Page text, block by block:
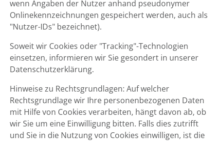
wenn Angaben der Nutzer anhand pseudonymer
Onlinekennzeichnungen gespeichert werden, auch als
"Nutzer-IDs" bezeichnet).
Soweit wir Cookies oder "Tracking"-Technologien
einsetzen, informieren wir Sie gesondert in unserer
Datenschutzerklärung.
Hinweise zu Rechtsgrundlagen: Auf welcher
Rechtsgrundlage wir Ihre personenbezogenen Daten
mit Hilfe von Cookies verarbeiten, hängt davon ab, ob
wir Sie um eine Einwilligung bitten. Falls dies zutrifft
und Sie in die Nutzung von Cookies einwilligen, ist die